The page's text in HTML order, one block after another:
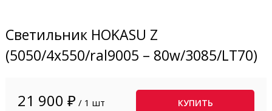
Светильник HOKASU Z
(5050/4x550/ral9005 – 80w/3085/LT70)
21 900 ₽ / 1 шт КУПИТЬ